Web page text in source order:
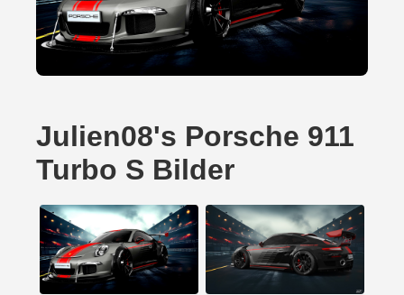
Julien08's Porsche 911
Turbo S Bilder